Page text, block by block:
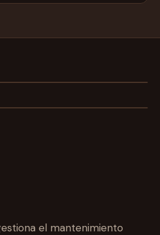
el mantenimiento